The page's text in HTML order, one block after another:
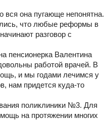
вся она пугающе непонятна.
что любые реформы в
разговор с
пенсионерка Валентина
работой врачей. В
и мы годами лечимся у
нам придется куда-то
поликлиники №3. Для
на протяжении многих